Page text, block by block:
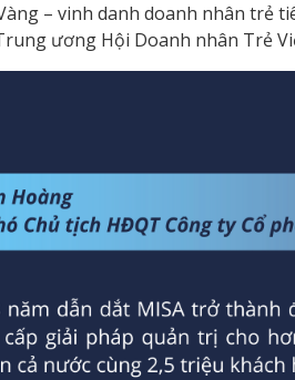
– vinh danh doanh nhân trẻ
ương Hội Doanh nhân Trẻ